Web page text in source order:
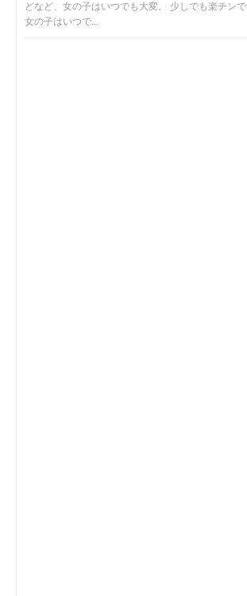
どなど、女の子はいつでも大変。 少しでも楽チンで
女の子はいつで...